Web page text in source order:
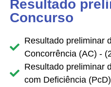
Resultado
Concurso
Resultado preliminar
Concorrência (AC) -
Resultado preliminar
com Deficiência